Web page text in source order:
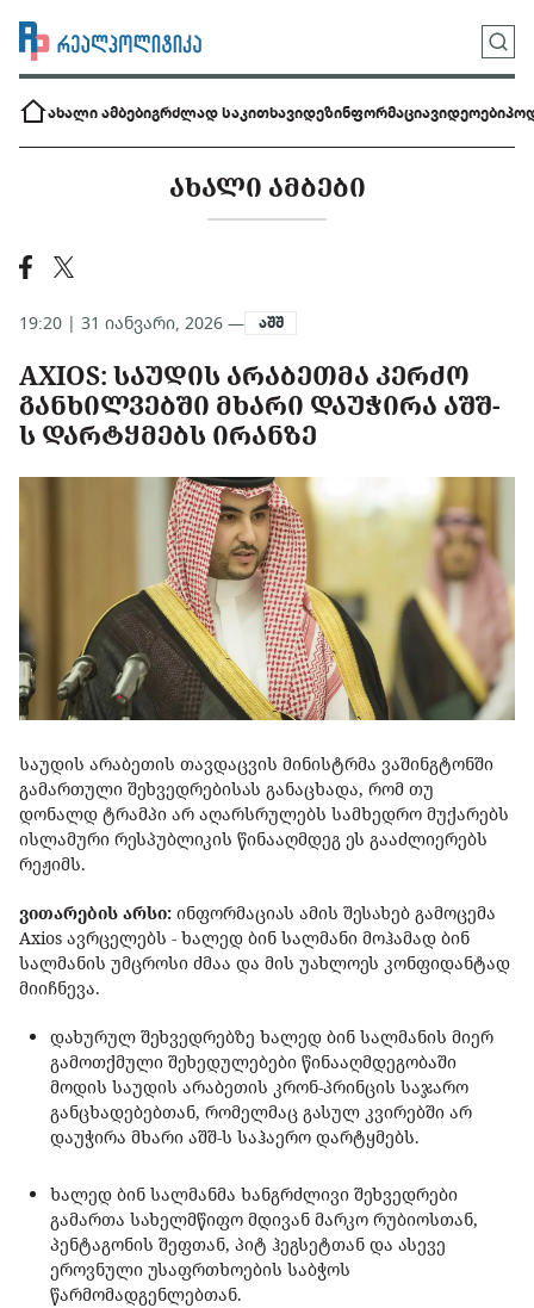
ახალი ამბებიგრძლად საკითხავიდეზინფორმაციავიდეოები
ᲐᲮᲐᲚᲘ ᲐᲛᲑᲔᲑᲘ
19:20 | 31 იანვარი, 2026 — აშშ
AXIOS: ᲡᲐᲣᲓᲘᲡ ᲐᲠᲐᲑᲔᲗᲛᲐ ᲙᲔᲠᲫᲝ
ᲒᲐᲜᲮᲘᲚᲕᲔᲑᲨᲘ ᲛᲮᲐᲠᲘ ᲓᲐᲣᲭᲘᲠᲐ ᲐᲨᲨ-
Ს ᲓᲐᲠᲢᲧᲛᲔᲑᲡ ᲘᲠᲐᲜᲖᲔ
საუდის არაბეთის თავდაცვის მინისტრმა ვაშინგტონში
გამართული შეხვედრებისას განაცხადა, რომ თუ
დონალდ ტრამპი არ აღარსრულებს სამხედრო მუქარებს
ისლამური რესპუბლიკის წინააღმდეგ ეს გააძლიერებს
რეჟიმს.
ვითარების არსი: ინფორმაციას ამის შესახებ გამოცემა
Axios ავრცელებს - ხალედ ბინ სალმანი მოჰამად ბინ
სალმანის უმცროსი ძმაა და მის უახლოეს კონფიდანტად
მიიჩნევა.
დახურულ შეხვედრებზე ხალედ ბინ სალმანის მიერ
გამოთქმული შეხედულებები წინააღმდეგობაში
მოდის საუდის არაბეთის კრონ-პრინცის საჯარო
განცხადებებთან, რომელმაც გასულ კვირებში არ
დაუჭირა მხარი აშშ-ს საჰაერო დარტყმებს.
ხალედ ბინ სალმანმა ხანგრძლივი შეხვედრები
გამართა სახელმწიფო მდივან მარკო რუბიოსთან,
პენტაგონის შეფთან, პიტ ჰეგსეტთან და ასევე
ეროვნული უსაფრთხოების საბჭოს
წარმომადგენლებთან.